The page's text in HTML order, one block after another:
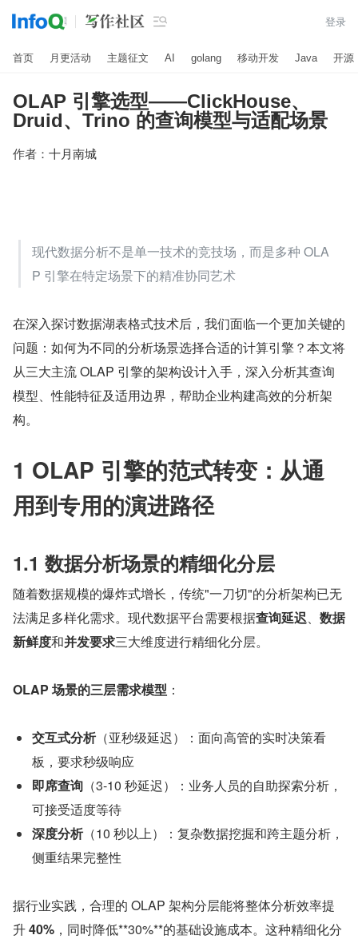
 登录
首页 月更活动 主题征文 AI golang 移动开发 Java 开源
OLAP 引擎选型——ClickHouse、
Druid、Trino 的查询模型与适配场景
作者： 十月南城
现代数据分析不是单一技术的竞技场，而是多种 OLA
P 引擎在特定场景下的精准协同艺术
在深入探讨数据湖表格式技术后，我们面临一个更加关键的
问题：如何为不同的分析场景选择合适的计算引擎？本文将
从三大主流 OLAP 引擎的架构设计入手，深入分析其查询
模型、性能特征及适用边界，帮助企业构建高效的分析架
构。
1 OLAP 引擎的范式转变：从通
用到专用的演进路径
1.1 数据分析场景的精细化分层
随着数据规模的爆炸式增长，传统"一刀切"的分析架构已无
法满足多样化需求。现代数据平台需要根据查询延迟、 数据
新鲜度和并发要求三大维度进行精细化分层。
OLAP 场景的三层需求模型 ：
交互式分析（亚秒级延迟）：面向高管的实时决策看
板，要求秒级响应
即席查询 （3-10 秒延迟）：业务人员的自助探索分析，
可接受适度等待
深度分析（10 秒以上）：复杂数据挖掘和跨主题分析，
侧重结果完整性
据行业实践，合理的 OLAP 架构分层能将整体分析效率提
升 40% ，同时降低**30%**的基础设施成本。这种精细化分